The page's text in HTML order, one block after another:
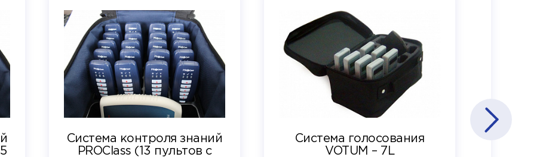
Система контроля знаний
PROClass (13 пультов с
Система голосования
VOTUM – 7L